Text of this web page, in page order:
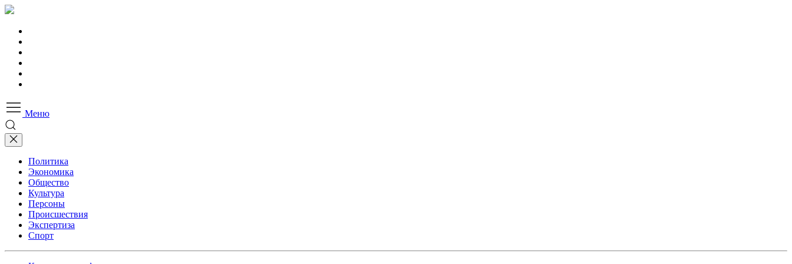
Меню
Политика
Экономика
Общество
Культура
Персоны
Происшествия
Экспертиза
Спорт